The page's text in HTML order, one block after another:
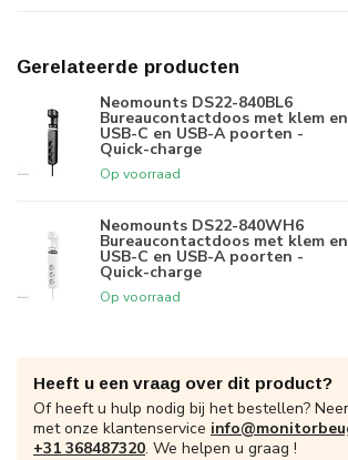
Gerelateerde producten
Neomounts DS22-840BL6
Bureaucontactdoos met klem en
USB-C en USB-A poorten -
Quick-charge
Op voorraad
Neomounts DS22-840WH6
Bureaucontactdoos met klem en
USB-C en USB-A poorten -
Quick-charge
Op voorraad
Heeft u een vraag over dit product?
Of heeft u hulp nodig bij het bestellen?
met onze klantenservice
+31 368487320. We helpen u graag !